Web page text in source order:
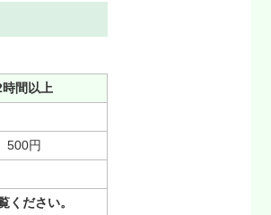
時間以上
500円
ください。